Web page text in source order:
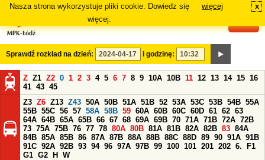
Nasza strona wykorzystuje pliki cookie. Dowiedz się
więcej.
więcej x
Sprawdź rozkład na dzień: i godzinę:
Z Z1 Z2 0 1 2 3 4 5 6 7 8 9 10A 10B 11 12 13 14 15 16
41 43 45
Z3 Z6 Z13 Z43 50A 50B 51A 51B 52 53A 53C 53B 54B 55A
55B 55C 56 57 58A 58B 59 60A 60B 60C 60D 61 62 63
64A 64B 65A 65B 66 67 68 69A 69B 70 71A 71B 72A 72B
73 75A 75B 76 77 78 80A 80B 81A 81B 82A 82B 83 84A
84B 85A 85B 86 87A 87B 88A 88B 88C 88D 89 90 91A 91B
91C 92A 92B 93 94 96 97A 97B 99 100 101 201 202 6.
F1
G1 G2 H
W